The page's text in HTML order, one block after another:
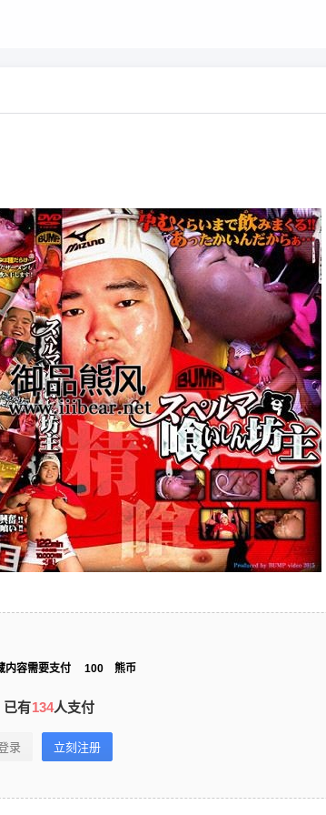
内容需要支付 100 熊币
已有134人支付
录 立刻注册